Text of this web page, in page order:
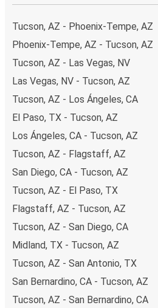
Tucson, AZ - Phoenix-Tempe, AZ
Phoenix-Tempe, AZ - Tucson, AZ
Tucson, AZ - Las Vegas, NV
Las Vegas, NV - Tucson, AZ
Tucson, AZ - Los Ángeles, CA
El Paso, TX - Tucson, AZ
Los Ángeles, CA - Tucson, AZ
Tucson, AZ - Flagstaff, AZ
San Diego, CA - Tucson, AZ
Tucson, AZ - El Paso, TX
Flagstaff, AZ - Tucson, AZ
Tucson, AZ - San Diego, CA
Midland, TX - Tucson, AZ
Tucson, AZ - San Antonio, TX
San Bernardino, CA - Tucson, AZ
Tucson, AZ - San Bernardino, CA